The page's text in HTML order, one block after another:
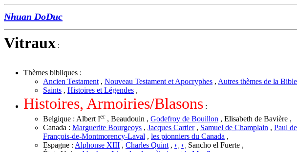
Nhuan DoDuc
Vitraux :
Thèmes bibliques :
Ancien Testament , Nouveau Testament et Apocryphes , Autres thèmes de la Bible
Saints , Histoires et Légendes ,
Histoires, Armoiries/Blasons :
Belgique : Albert Ier, Beaudouin , Godefroy de Bouillon , Elisabeth de Bavière ,
Canada : Marguerite Bourgeoys , Jacques Cartier, Samuel de Champlain , Paul
François-de-Montmorency-Laval , les pionniers du Canada ,
Espagne : Alphonse XIII , Charles Quint , * *
Sancho el Fuerte ,